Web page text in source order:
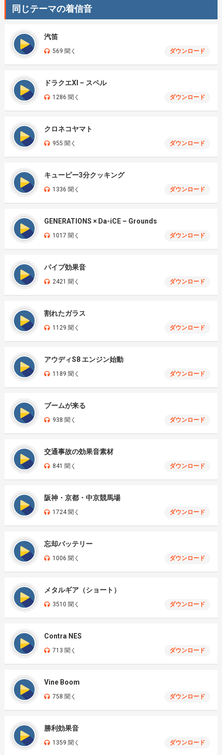
同じテーマの着信音
汽笛
569 聞く ダウンロード
ドラクエXI – スペル
1286 聞く ダウンロード
クロネコヤマト
955 聞く ダウンロード
キューピー3分クッキング
1336 聞く ダウンロード
GENERATIONS × Da-iCE – Grounds
1017 聞く ダウンロード
パイプ効果音
2421 聞く ダウンロード
割れたガラス
1129 聞く ダウンロード
アウディS8 エンジン始動
1189 聞く ダウンロード
ブームが来る
938 聞く ダウンロード
交通事故の効果音素材
841 聞く ダウンロード
阪神・京都・中京競馬場
1724 聞く ダウンロード
忘却バッテリー
1006 聞く ダウンロード
メタルギア（ショート）
3510 聞く ダウンロード
Contra NES
713 聞く ダウンロード
Vine Boom
758 聞く ダウンロード
勝利効果音
1359 聞く ダウンロード